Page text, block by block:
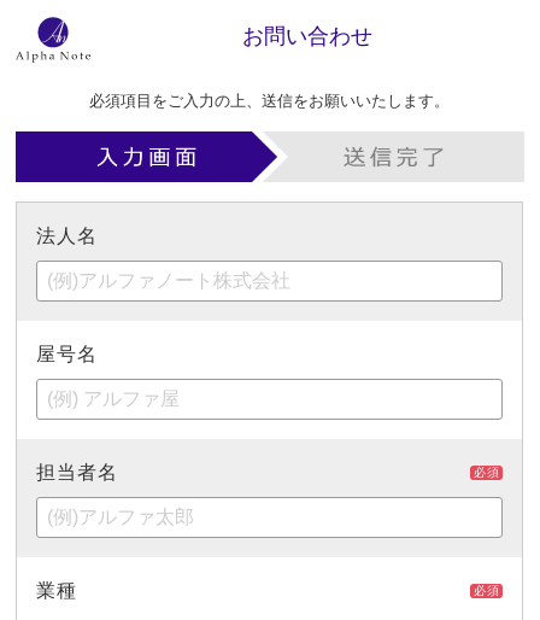
お問い合わせ
必須項目をご入力の上、送信をお願いいたします。
法人名
屋号名
担当者名 必須
業種 必須